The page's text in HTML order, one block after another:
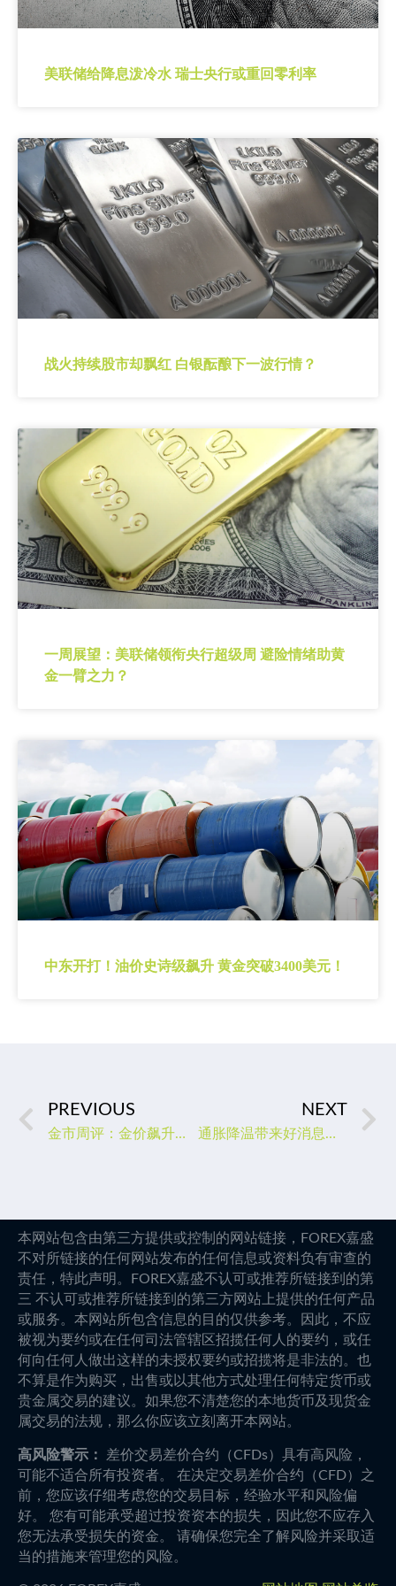
美联储给降息泼冷水 瑞士央行或重回零利率
战火持续股市却飘红 白银酝酿下一波行情？
一周展望：美联储领衔央行超级周 避险情绪助黄
金一臂之力？
中东开打！油价史诗级飙升 黄金突破3400美元！
PREVIOUS
金市周评：金价飙升突破1900关口，美国通胀见顶FED有望放缓升息
NEXT
通胀降温带来好消息！美联储博斯蒂克放鸽：加息步伐或将放缓
本网站包含由第三方提供或控制的网站链接，FOREX嘉盛
不对所链接的任何网站发布的任何信息或资料负有审查的
责任，特此声明。FOREX嘉盛不认可或推荐所链接到的第
三 不认可或推荐所链接到的第三方网站上提供的任何产品
或服务。本网站所包含信息的目的仅供参考。因此，不应
被视为要约或在任何司法管辖区招揽任何人的要约，或任
何向任何人做出这样的未授权要约或招揽将是非法的。也
不算是作为购买，出售或以其他方式处理任何特定货币或
贵金属交易的建议。如果您不清楚您的本地货币及现货金
属交易的法规，那么你应该立刻离开本网站。
高风险警示：
差价交易差价合约（CFDs）具有高风险，
可能不适合所有投资者。 在决定交易差价合约（CFD）之
前，您应该仔细考虑您的交易目标，经验水平和风险偏
好。 您有可能承受超过投资资本的损失，因此您不应存入
您无法承受损失的资金。 请确保您完全了解风险并采取适
当的措施来管理您的风险。